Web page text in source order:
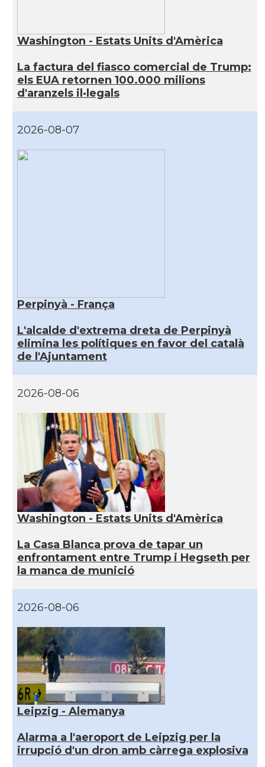
Washington - Estats Units d'Amèrica
La factura del fiasco comercial de Trump:
els EUA retornen 100.000 milions
d'aranzels il·legals
2026-08-07
Perpinyà - França
L'alcalde d'extrema dreta de Perpinyà
elimina les polítiques en favor del català
de l'Ajuntament
2026-08-06
Washington - Estats Units d'Amèrica
La Casa Blanca prova de tapar un
enfrontament entre Trump i Hegseth per
la manca de munició
2026-08-06
Leipzig - Alemanya
Alarma a l'aeroport de Leipzig per la
irrupció d'un dron amb càrrega explosiva